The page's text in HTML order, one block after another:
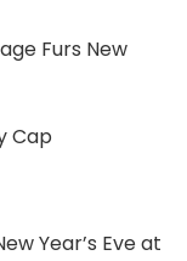
Furs New
Cap
Year’s Eve at